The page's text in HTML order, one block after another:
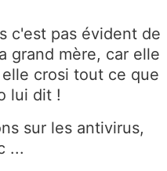
c'est pas évident de
grand mère, car elle
crosi tout ce que
lui dit !
sur les antivirus,
...